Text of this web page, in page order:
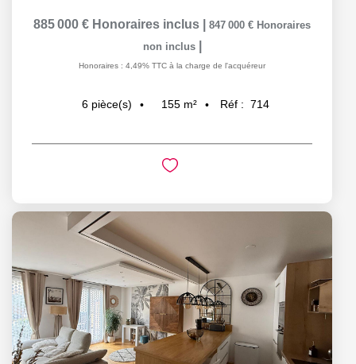
885 000 € Honoraires inclus 847 000 € Honoraires
non inclus
Honoraires : 4,49% TTC à la charge de l'acquéreur
6 pièce(s) 155 m² Réf : 714